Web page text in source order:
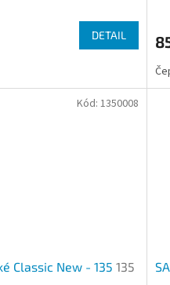
DETAIL
je
z
5
Classic New - 135 135
Kód: 1350008